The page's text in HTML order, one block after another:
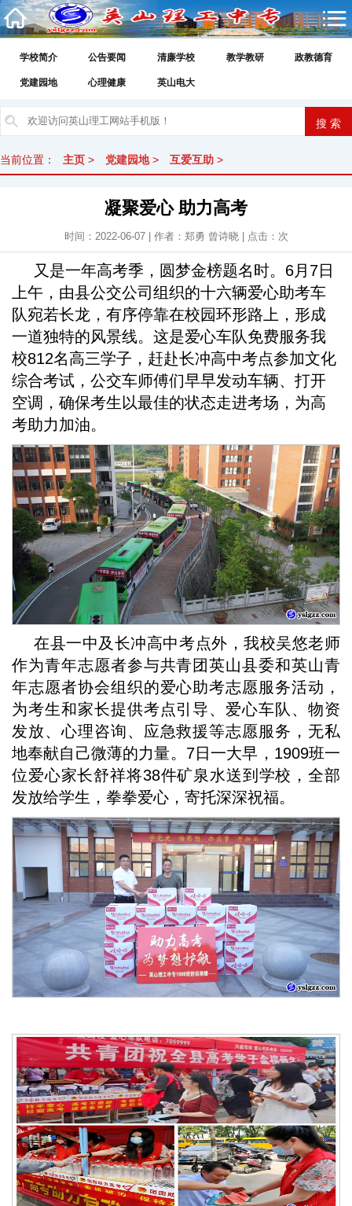
学校简介 公告要闻 清廉学校 教学教研 政教德育
党建园地 心理健康 英山电大
当前位置： 主页 > 党建园地> 互爱互助 >
凝聚爱心 助力高考
时间：2022-06-07 | 作者：郑勇 曾诗晓 | 点击： 次
又是一年高考季，圆梦金榜题名时。6月7日
上午，由县公交公司组织的十六辆爱心助考车
队宛若长龙，有序停靠在校园环形路上，形成
一道独特的风景线。这是爱心车队免费服务我
校812名高三学子，赶赴长冲高中考点参加文化
综合考试，公交车师傅们早早发动车辆、打开
空调，确保考生以最佳的状态走进考场，为高
考助力加油。
在县一中及长冲高中考点外，我校吴悠老师
作为青年志愿者参与共青团英山县委和英山青
年志愿者协会组织的爱心助考志愿服务活动，
为考生和家长提供考点引导、爱心车队、物资
发放、心理咨询、应急救援等志愿服务，无私
地奉献自己微薄的力量。7日一大早，1909班一
位爱心家长舒祥将38件矿泉水送到学校，全部
发放给学生，拳拳爱心，寄托深深祝福。